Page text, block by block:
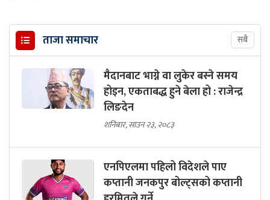
ताजा समाचार सबै
मैदानबाट भाग्ने वा लुकेर बस्ने समय
होइन, एकताबद्ध हुने बेला हो : राजेन्द्र
लिङदेन
शनिबार, साउन २३, २०८३
एनपिएलमा पहिलो विदेशले पाए
कप्तानी जनकपुर बोल्ट्सको कप्तानी